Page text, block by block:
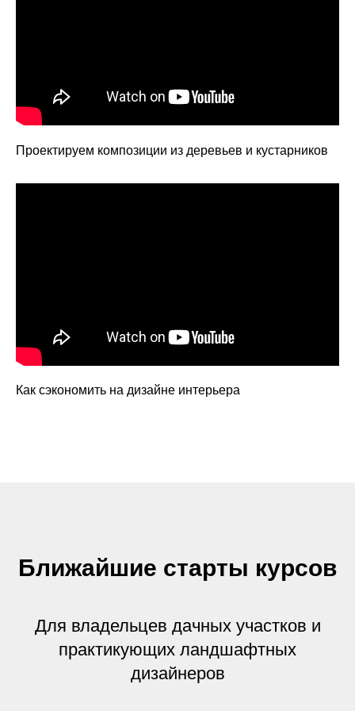
Проектируем композиции из деревьев и кустарников
Как сэкономить на дизайне интерьера
Ближайшие старты курсов
Для владельцев дачных участков и
практикующих ландшафтных
дизайнеров